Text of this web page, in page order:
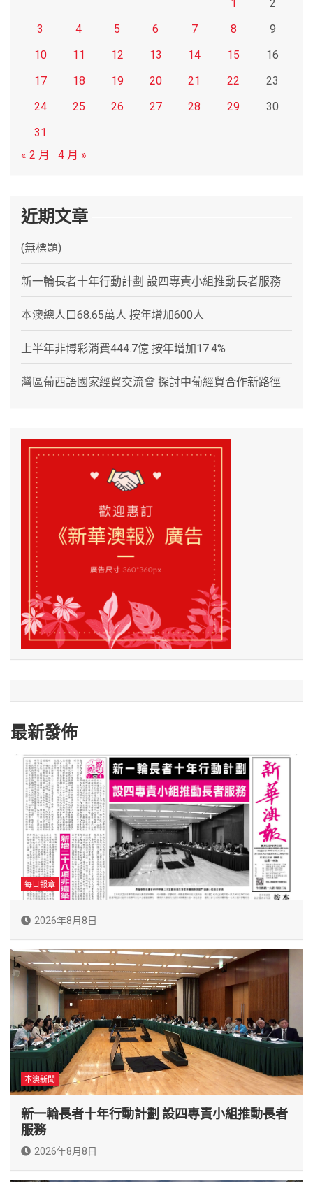
1
2
3
4 5 6 7 8
9
10
11 12 13 14 15
16
17
18 19 20 21 22
23
24
25 26 27 28 29
30
31
« 2 月
4 月 »
近期文章
(無標題)
新一輪長者十年行動計劃 設四專責小組推動長者服務
本澳總人口68.65萬人 按年增加600人
上半年非博彩消費444.7億 按年增加17.4%
灣區葡西語國家經貿交流會 探討中葡經貿合作新路徑
最新發佈
每日報章
2026年8月8日
本澳新聞
新一輪長者十年行動計劃 設四專責小組推動長者
服務
2026年8月8日